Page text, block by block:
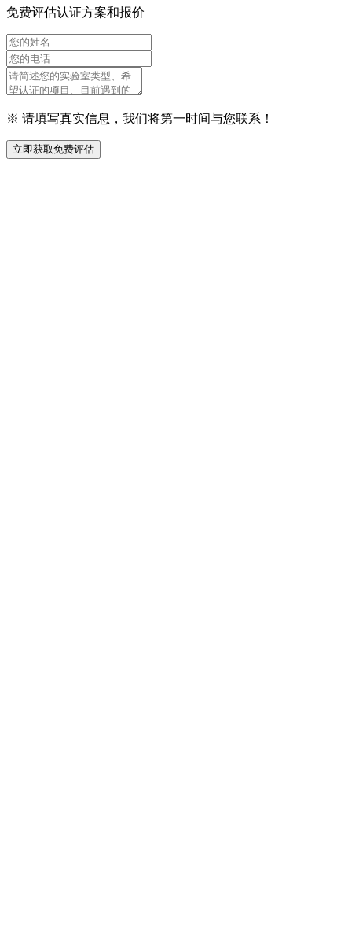
免费评估认证方案和报价
※ 请填写真实信息，我们将第一时间与您联系！
立即获取免费评估